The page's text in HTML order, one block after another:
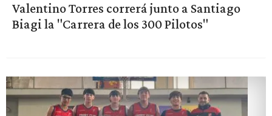
Valentino Torres correrá junto a Santiago
Biagi la "Carrera de los 300 Pilotos"